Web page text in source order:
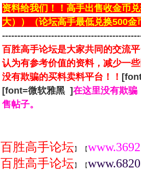
资料给我们！！高手出售收金币
大））（论坛高手最低兑换500金
百胜高手论坛是大家共同的交流
认为有参考价值的资料，减少一
没有欺骗的买料卖料平台！！
[font=微软雅黑 ]在这里没有欺骗
售帖子。
百胜高手论坛】 【
百胜高手论坛】 【